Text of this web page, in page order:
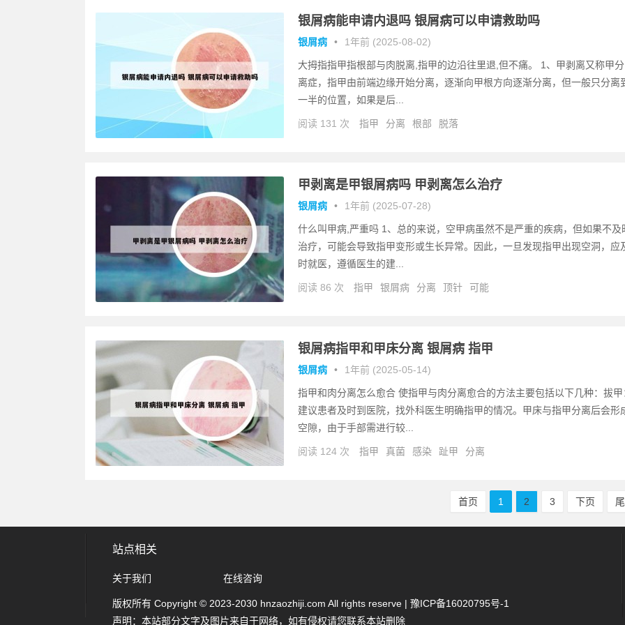
银屑病能申请内退吗 银屑病可以申请救助吗
银屑病 • 1年前 (2025-08-02)
大拇指指甲指根部与肉脱离,指甲的边沿往里退,但不痛。 1、甲剥离又称甲分
离症，指甲由前端边缘开始分离，逐渐向甲根方向逐渐分离，但一般只分离
一半的位置，如果是后...
阅读 131 次 指甲 分离 根部 脱落
甲剥离是甲银屑病吗 甲剥离怎么治疗
银屑病 • 1年前 (2025-07-28)
什么叫甲病,严重吗 1、总的来说，空甲病虽然不是严重的疾病，但如果不及
治疗，可能会导致指甲变形或生长异常。因此，一旦发现指甲出现空洞，应
时就医，遵循医生的建...
阅读 86 次 指甲 银屑病 分离 顶针 可能
银屑病指甲和甲床分离 银屑病 指甲
银屑病 • 1年前 (2025-05-14)
指甲和肉分离怎么愈合 使指甲与肉分离愈合的方法主要包括以下几种：拔甲
建议患者及时到医院，找外科医生明确指甲的情况。甲床与指甲分离后会形
空隙，由于手部需进行较...
阅读 124 次 指甲 真菌 感染 趾甲 分离
首页 1 2 3 下页
站点相关
关于我们 在线咨询
版权所有 Copyright © 2023-2030 hnzaozhiji.com All rights reserve | 豫ICP备16020795号-1
声明：本站部分文字及图片来自于网络，如有侵权请您联系本站删除